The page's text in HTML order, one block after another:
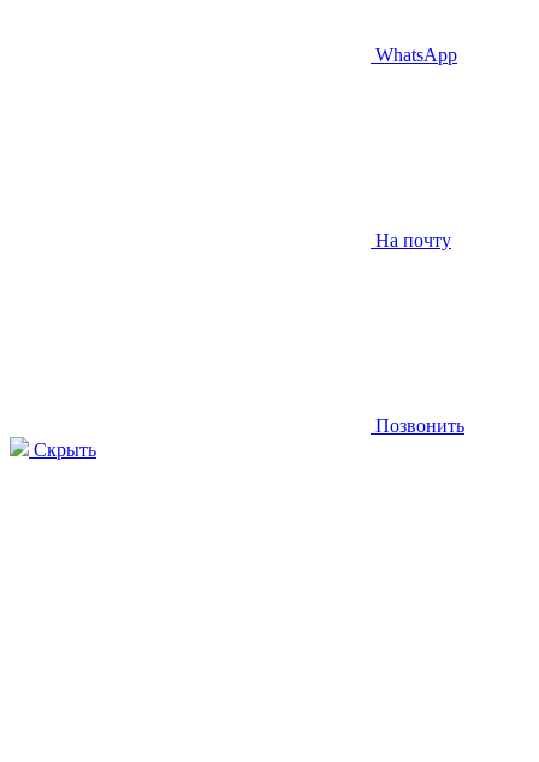
WhatsApp
На почту
Позвонить
Скрыть